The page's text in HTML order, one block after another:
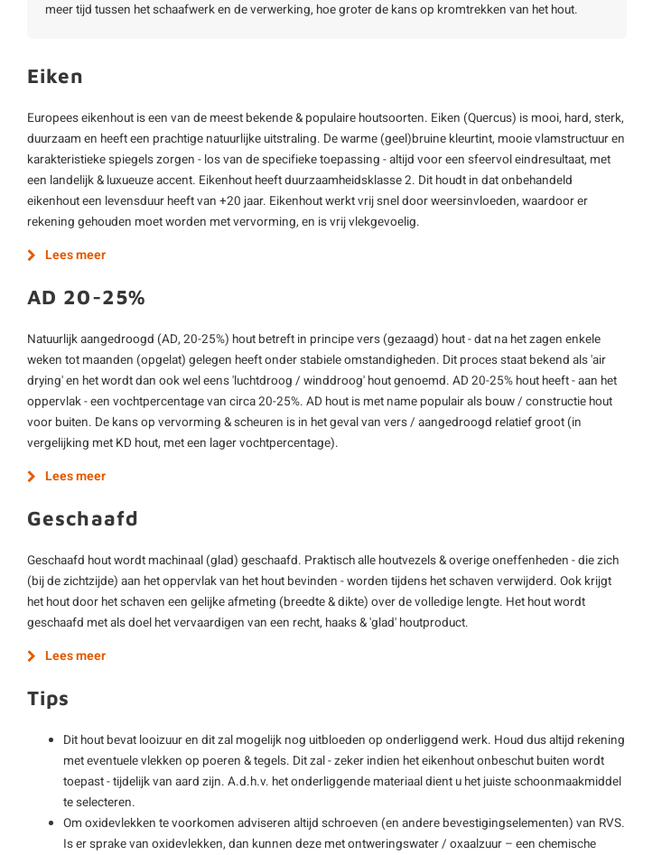
meer tijd tussen het schaafwerk en de verwerking, hoe groter de kans op kromtrekken van het hout.
Eiken
Europees eikenhout is een van de meest bekende & populaire houtsoorten. Eiken (Quercus) is mooi, hard, sterk,
duurzaam en heeft een prachtige natuurlijke uitstraling. De warme (geel)bruine kleurtint, mooie vlamstructuur en
karakteristieke spiegels zorgen - los van de specifieke toepassing - altijd voor een sfeervol eindresultaat, met
een landelijk & luxueuze accent. Eikenhout heeft duurzaamheidsklasse 2. Dit houdt in dat onbehandeld
eikenhout een levensduur heeft van +20 jaar. Eikenhout werkt vrij snel door weersinvloeden, waardoor er
rekening gehouden moet worden met vervorming, en is vrij vlekgevoelig.
Lees meer
AD 20-25%
Natuurlijk aangedroogd (AD, 20-25%) hout betreft in principe vers (gezaagd) hout - dat na het zagen enkele
weken tot maanden (opgelat) gelegen heeft onder stabiele omstandigheden. Dit proces staat bekend als 'air
drying' en het wordt dan ook wel eens 'luchtdroog / winddroog' hout genoemd. AD 20-25% hout heeft - aan het
oppervlak - een vochtpercentage van circa 20-25%. AD hout is met name populair als bouw / constructie hout
voor buiten. De kans op vervorming & scheuren is in het geval van vers / aangedroogd relatief groot (in
vergelijking met KD hout, met een lager vochtpercentage).
Lees meer
Geschaafd
Geschaafd hout wordt machinaal (glad) geschaafd. Praktisch alle houtvezels & overige oneffenheden - die zich
(bij de zichtzijde) aan het oppervlak van het hout bevinden - worden tijdens het schaven verwijderd. Ook krijgt
het hout door het schaven een gelijke afmeting (breedte & dikte) over de volledige lengte. Het hout wordt
geschaafd met als doel het vervaardigen van een recht, haaks & 'glad' houtproduct.
Lees meer
Tips
Dit hout bevat looizuur en dit zal mogelijk nog uitbloeden op onderliggend werk. Houd dus altijd rekening
met eventuele vlekken op poeren & tegels. Dit zal - zeker indien het eikenhout onbeschut buiten wordt
toepast - tijdelijk van aard zijn. A.d.h.v. het onderliggende materiaal dient u het juiste schoonmaakmiddel
te selecteren.
Om oxidevlekken te voorkomen adviseren altijd schroeven (en andere bevestigingselementen) van RVS.
Is er sprake van oxidevlekken, dan kunnen deze met ontweringswater / oxaalzuur – een chemische